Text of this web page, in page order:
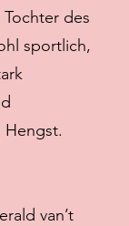
des
sportlich,
Hengst.
van’t